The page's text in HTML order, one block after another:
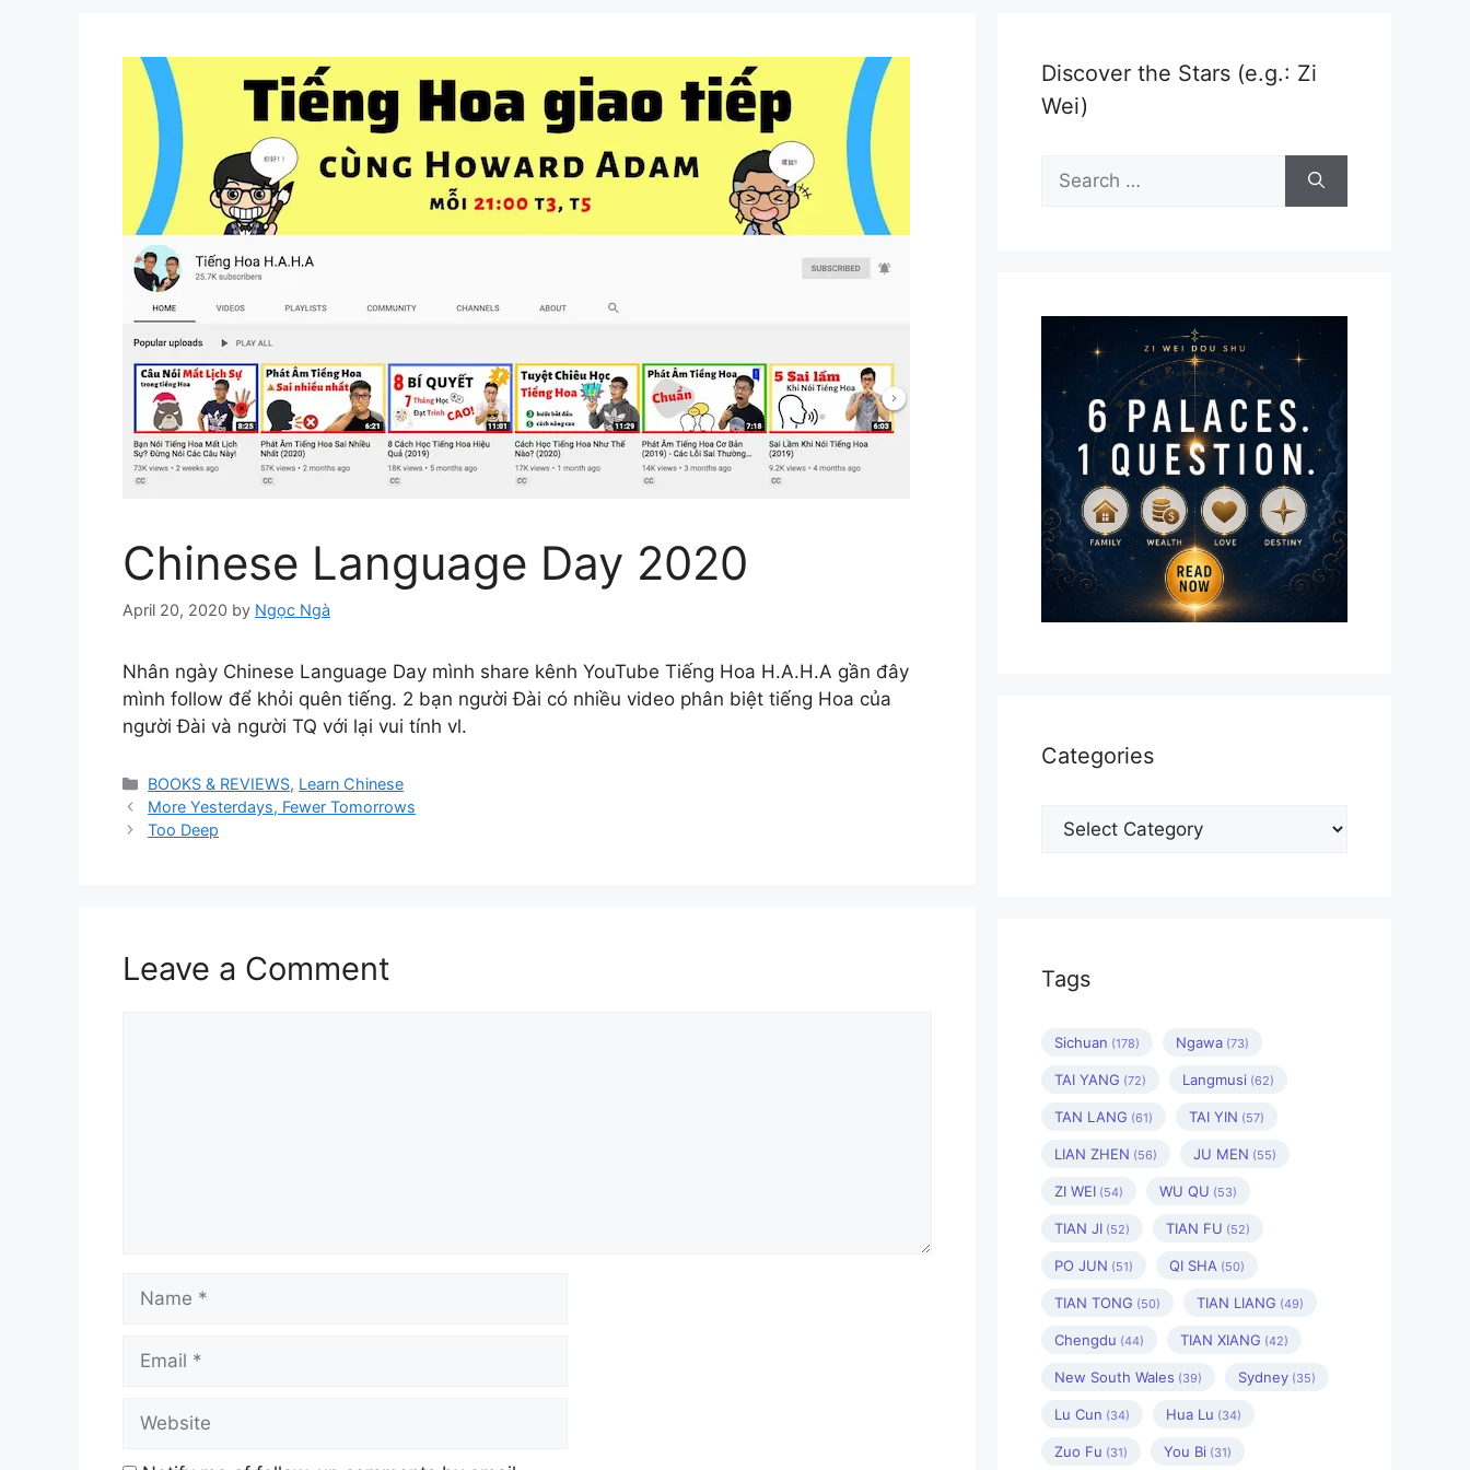
Chinese Language Day 2020
April 20, 2020 by Ngọc Ngà
Nhân ngày Chinese Language Day mình share kênh YouTube Tiếng Hoa H.A.H.A gần đây
mình follow để khỏi quên tiếng. 2 bạn người Đài có nhiều video phân biệt tiếng Hoa của
người Đài và người TQ với lại vui tính vl.
Categories
BOOKS & REVIEWS, Learn Chinese
More Yesterdays, Fewer Tomorrows
Too Deep
Leave a Comment
Name
Email
Website
Discover the Stars (e.g.: Zi
Wei)
Search
for:
Categories
Categories
Tags
Sichuan (178) Ngawa (73)
TAI YANG (72) Langmusi (62)
TAN LANG (61) TAI YIN (57)
LIAN ZHEN (56) JU MEN (55)
ZI WEI (54) WU QU (53)
TIAN JI (52) TIAN FU (52)
PO JUN (51) QI SHA (50)
TIAN TONG (50) TIAN LIANG (49)
Chengdu (44) TIAN XIANG (42)
New South Wales (39) Sydney (35)
Lu Cun (34) Hua Lu (34)
Zuo Fu (31) You Bi (31)